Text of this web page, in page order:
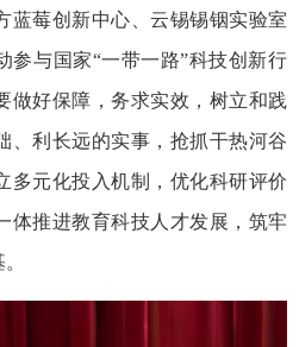
蓝莓创新中心、云锡锡铟实验室
参与国家“一带一路”科技创新行
做好保障，务求实效，树立和践
、利长远的实事，抢抓干热河谷
多元化投入机制，优化科研评价
体推进教育科技人才发展，筑牢